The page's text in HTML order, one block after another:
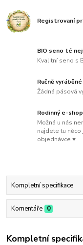
Registrovaní
BIO seno té
Kvalitní seno s
Ručně
Žádná pásová
Rodinný e-
Možná u nás
najdete tu
objednávce ♥
Kompletní specifikace
Komentáře 0
Kompletní